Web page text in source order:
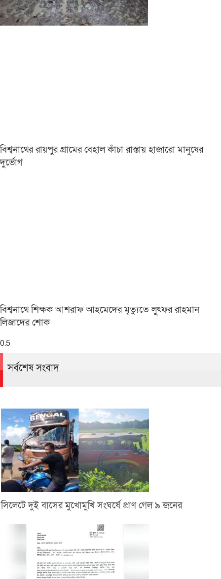
বিশ্বনাথের রায়পুর গ্রামের বেহাল কাঁচা রাস্তায় হাজারো মানুষের
দুর্ভোগ
বিশ্বনাথে শিক্ষক আশরাফ আহমেদের মৃত্যুতে লুৎফর রাহমান
লিজাদের শোক
সর্বশেষ সংবাদ
সিলেটে দুই বাসের মুখোমুখি সংঘর্ষে প্রাণ গেল ৯ জনের